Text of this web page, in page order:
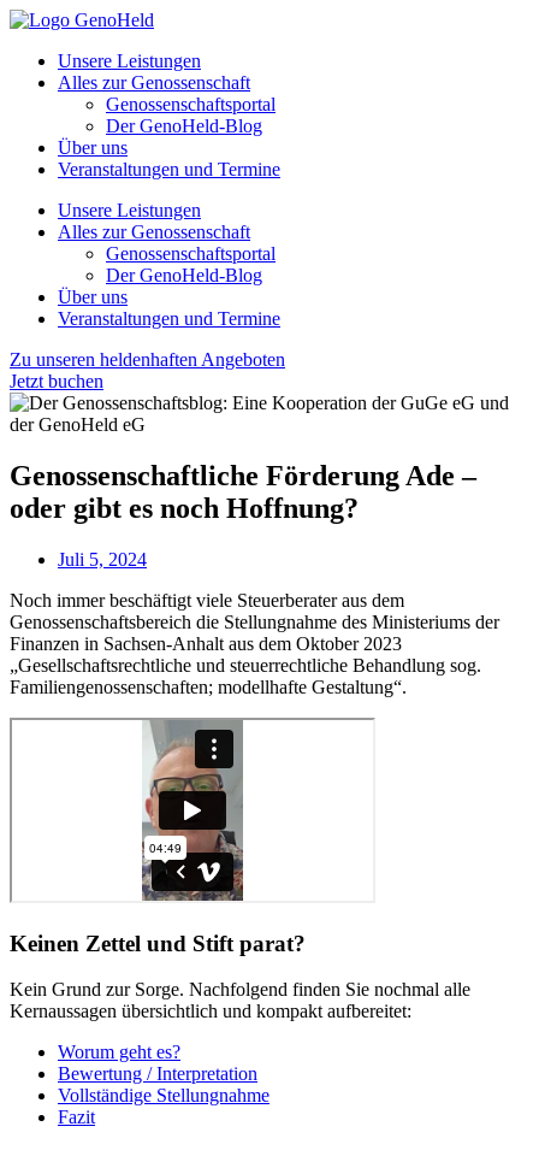
Unsere Leistungen
Alles zur Genossenschaft
Genossenschaftsportal
Der GenoHeld-Blog
Über uns
Veranstaltungen und Termine
Unsere Leistungen
Alles zur Genossenschaft
Genossenschaftsportal
Der GenoHeld-Blog
Über uns
Veranstaltungen und Termine
Zu unseren heldenhaften Angeboten
Jetzt buchen
Genossenschaftliche Förderung Ade –
oder gibt es noch Hoffnung?
Juli 5, 2024
Noch immer beschäftigt viele Steuerberater aus dem
Genossenschaftsbereich die Stellungnahme des Ministeriums der
Finanzen in Sachsen-Anhalt aus dem Oktober 2023
„Gesellschaftsrechtliche und steuerrechtliche Behandlung sog.
Familiengenossenschaften; modellhafte Gestaltung“.
Keinen Zettel und Stift parat?
Kein Grund zur Sorge. Nachfolgend finden Sie nochmal alle
Kernaussagen übersichtlich und kompakt aufbereitet:
Worum geht es?
Bewertung / Interpretation
Vollständige Stellungnahme
Fazit